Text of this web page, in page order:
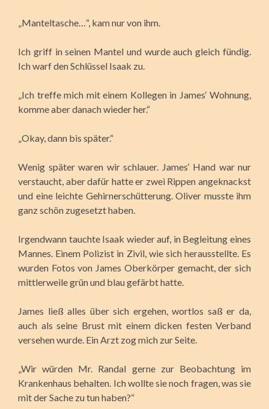
„Manteltasche…“, kam nur von ihm.
Ich griff in seinen Mantel und wurde auch gleich fündig.
Ich warf den Schlüssel Isaak zu.
„Ich treffe mich mit einem Kollegen in James‘ Wohnung,
komme aber danach wieder her.“
„Okay, dann bis später.“
Wenig später waren wir schlauer. James‘ Hand war nur
verstaucht, aber dafür hatte er zwei Rippen angeknackst
und eine leichte Gehirnerschütterung. Oliver musste ihm
ganz schön zugesetzt haben.
Irgendwann tauchte Isaak wieder auf, in Begleitung eines
Mannes. Einem Polizist in Zivil, wie sich herausstellte. Es
wurden Fotos von James Oberkörper gemacht, der sich
mittlerweile grün und blau gefärbt hatte.
James ließ alles über sich ergehen, wortlos saß er da,
auch als seine Brust mit einem dicken festen Verband
versehen wurde. Ein Arzt zog mich zur Seite.
„Wir würden Mr. Randal gerne zur Beobachtung im
Krankenhaus behalten. Ich wollte sie noch fragen, was sie
mit der Sache zu tun haben?“